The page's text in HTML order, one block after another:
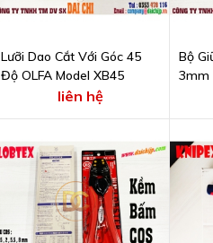
Lưỡi Dao Cắt Với Góc 45
Độ OLFA Model XB45
liên hệ
Bộ
3mm